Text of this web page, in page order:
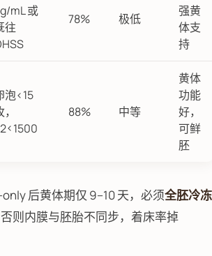
mL 或
往
78% 极低
强黄
体支
持
泡<15
88% 中等
黄体
功能
好，
可鲜
胚
后黄体期仅 9–10 天，必须全胚冷冻
则内膜与胚胎不同步，着床率掉